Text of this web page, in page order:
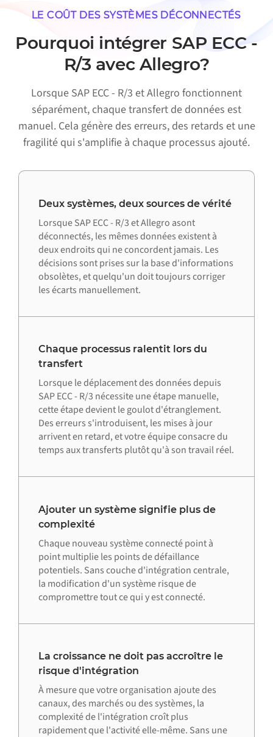
LE COÛT DES SYSTÈMES DÉCONNECTÉS
Pourquoi intégrer SAP ECC -
R/3 avec Allegro?
Lorsque SAP ECC - R/3 et Allegro fonctionnent
séparément, chaque transfert de données est
manuel. Cela génère des erreurs, des retards et une
fragilité qui s'amplifie à chaque processus ajouté.
Deux systèmes, deux sources de vérité
Lorsque SAP ECC - R/3 et Allegro asont
déconnectés, les mêmes données existent à
deux endroits qui ne concordent jamais. Les
décisions sont prises sur la base d'informations
obsolètes, et quelqu'un doit toujours corriger
les écarts manuellement.
Chaque processus ralentit lors du
transfert
Lorsque le déplacement des données depuis
SAP ECC - R/3 nécessite une étape manuelle,
cette étape devient le goulot d'étranglement.
Des erreurs s'introduisent, les mises à jour
arrivent en retard, et votre équipe consacre du
temps aux transferts plutôt qu'à son travail réel.
Ajouter un système signifie plus de
complexité
Chaque nouveau système connecté point à
point multiplie les points de défaillance
potentiels. Sans couche d'intégration centrale,
la modification d'un système risque de
compromettre tout ce qui y est connecté.
La croissance ne doit pas accroître le
risque d'intégration
À mesure que votre organisation ajoute des
canaux, des marchés ou des systèmes, la
complexité de l'intégration croît plus
rapidement que l'activité elle-même. Sans une